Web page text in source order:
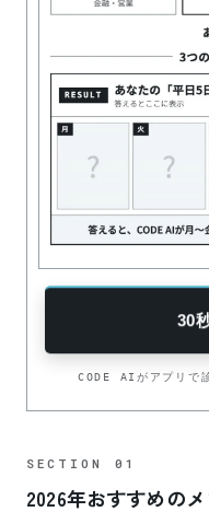
30
CODE AIがアプリ
2026年おすすめの